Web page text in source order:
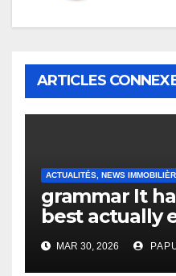
ARTICLES
ACTUALITÉS, NEWS
grammar It
best actually
to it’s the top
English
MAR 30, 2026